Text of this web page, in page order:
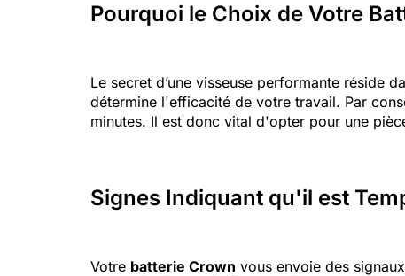
Pourquoi le Choix de Votre
Le secret d’une visseuse performante réside
détermine l'efficacité de votre travail. Par
minutes. Il est donc vital d'opter pour une
Signes Indiquant qu'il est
Votre batterie Crown vous envoie des